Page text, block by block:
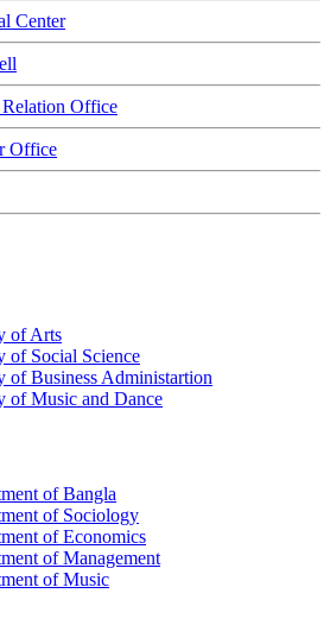
Center
Office
Office
of Arts
of Social Science
of Business Administartion
of Music and Dance
of Bangla
of Sociology
of Economics
of Management
of Music